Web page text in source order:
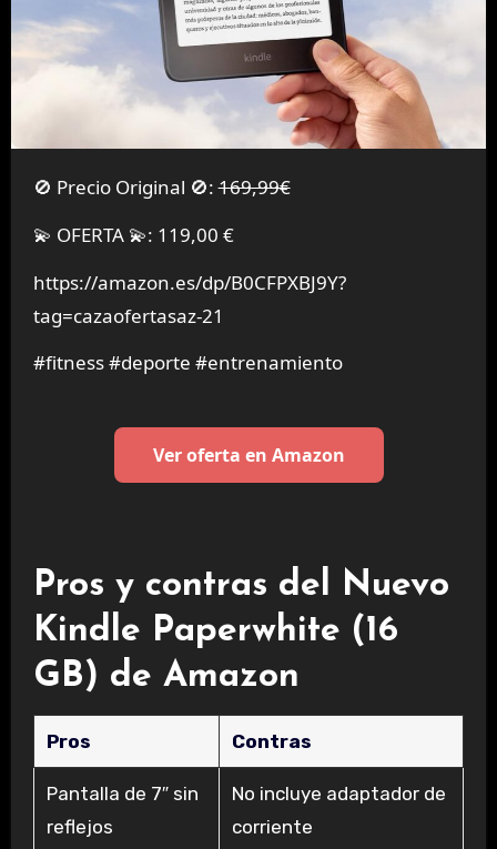
🚫 Precio Original 🚫:169,99€
💫 OFERTA 💫: 119,00 €
https://amazon.es/dp/B0CFPXBJ9Y?
tag=cazaofertasaz-21
#fitness #deporte #entrenamiento
Ver oferta en Amazon
Pros y contras del Nuevo
Kindle Paperwhite (16
GB) de Amazon
Pros Contras
Pantalla de 7″ sin
reflejos
No incluye adaptador de
corriente